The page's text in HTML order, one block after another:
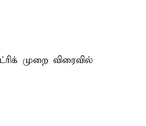
முறை விரைவில்